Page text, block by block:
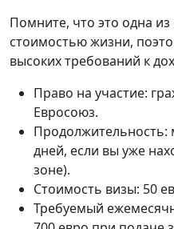
Помните, что это одна из
стоимостью жизни,
высоких требований к
Право на участие:
Евросоюз.
Продолжительность:
дней, если вы уже
зоне).
Стоимость визы: 50
Требуемый